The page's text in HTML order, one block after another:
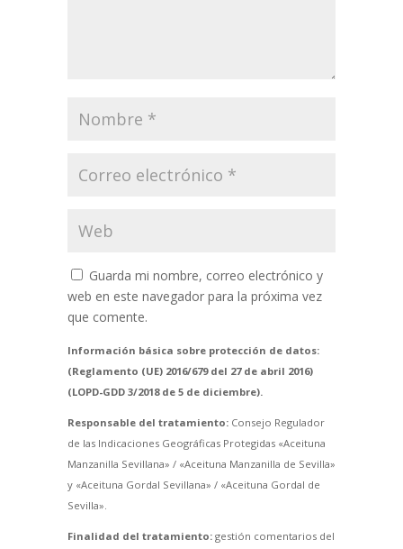
Guarda mi nombre, correo electrónico y
web en este navegador para la próxima vez
que comente.
Información básica sobre protección de datos:
(Reglamento (UE) 2016/679 del 27 de abril 2016)
(LOPD-GDD 3/2018 de 5 de diciembre).
Responsable del tratamiento:Consejo Regulador
de las Indicaciones Geográficas Protegidas «Aceituna
Manzanilla Sevillana» / «Aceituna Manzanilla de Sevilla»
y «Aceituna Gordal Sevillana» / «Aceituna Gordal de
Sevilla».
Finalidad del tratamiento:gestión comentarios del